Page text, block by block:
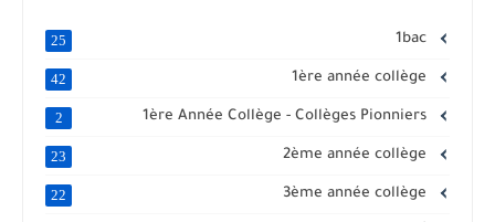
1bac
25
42
1ère Année Collège - Collèges Pionniers
2
23
22